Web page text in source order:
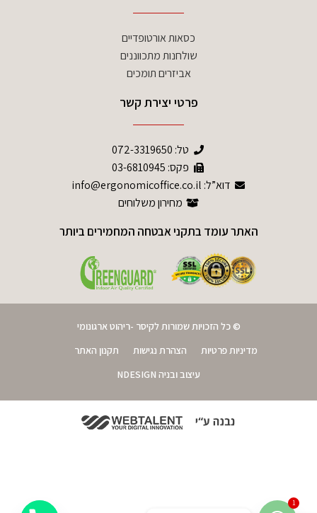
כסאות אורטופדיים
שולחנות מתכווננים
אביזרים תומכים
פרטי יצירת קשר
טל: 072-3319650
פקס: 03-6810945
דוא”ל: info@ergonomicoffice.co.il
מחירון משלוחים
האתר עומד בתקני אבטחה המחמירים ביותר
© כל הזכויות שמורות לקיסר -ריהוט ארגונומי
מדיניות פרטיות
הצהרת נגישות
תקנון האתר
עיצוב ובניה NDESIGN
1